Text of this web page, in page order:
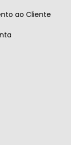
ao Cliente